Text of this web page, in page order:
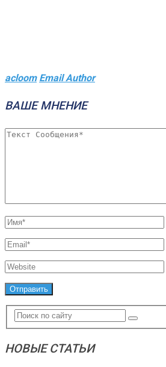
acloom Email Author
ВАШЕ МНЕНИЕ
НОВЫЕ СТАТЬИ